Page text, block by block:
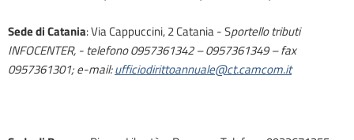
Sede di Catania: Via Cappuccini, 2 Catania - Sportello tributi
INFOCENTER, - telefono 0957361342 – 0957361349 – fax
0957361301; e-mail:ufficiodirittoannuale@ct.camcom.it